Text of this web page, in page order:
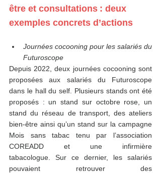
être et consultations : deux
exemples concrets d’actions
Journées cocooning pour les salariés du
Futuroscope
Depuis 2022, deux journées cocooning sont
proposées aux salariés du Futuroscope
dans le hall du self. Plusieurs stands ont été
proposés : un stand sur octobre rose, un
stand du réseau de transport, des ateliers
bien-être ainsi qu’un stand sur la campagne
Mois sans tabac tenu par l’association
COREADD et une infirmière
tabacologue. Sur ce dernier, les salariés
pouvaient retrouver des